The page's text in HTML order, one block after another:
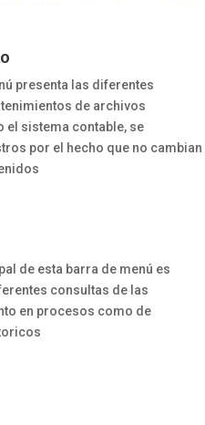
presenta las diferentes
de archivos
el sistema contable, se
por el hecho que no cambian
de esta barra de menú es
consultas de las
en procesos como de